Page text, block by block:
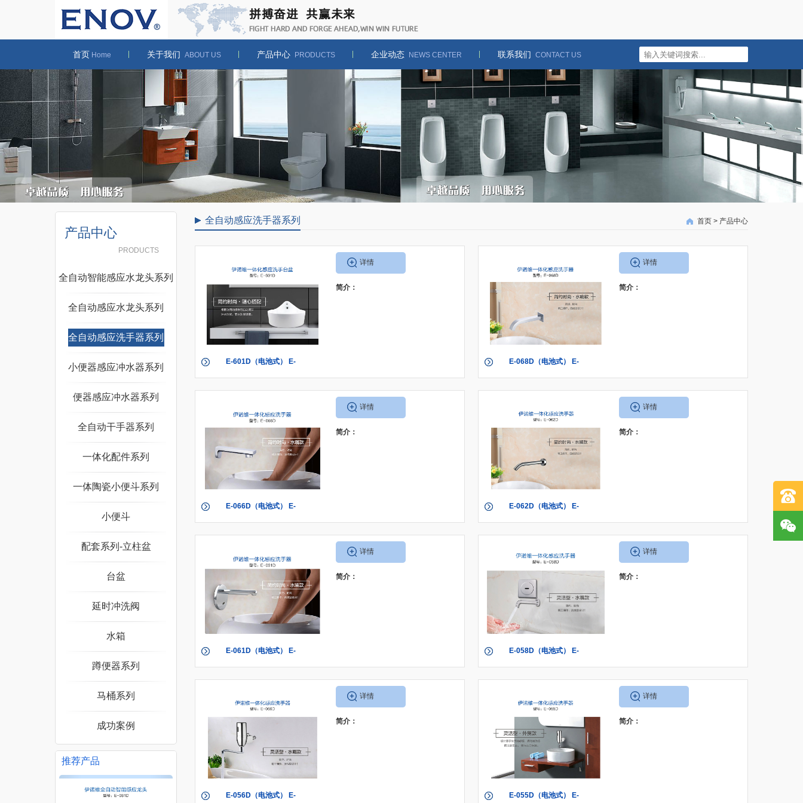
首页 Home 关于我们 ABOUT US 产品中心 PRODUCTS 企业动态 NEWS CENTER 联系我们 CONTACT US
产品中心
PRODUCTS
全自动智能感应水龙头系列
全自动感应水龙头系列
全自动感应洗手器系列
小便器感应冲水器系列
便器感应冲水器系列
全自动干手器系列
一体化配件系列
一体陶瓷小便斗系列
小便斗
配套系列-立柱盆
台盆
延时冲洗阀
水箱
蹲便器系列
马桶系列
成功案例
推荐产品
首页 > 产品中心
全自动感应洗手器系列
E-601D（电池式） E-
详情
简介：
E-068D（电池式） E-
详情
简介：
E-066D（电池式） E-
详情
简介：
E-062D（电池式） E-
详情
简介：
E-061D（电池式） E-
详情
简介：
E-058D（电池式） E-
详情
简介：
E-056D（电池式） E-
详情
简介：
E-055D（电池式） E-
详情
简介：